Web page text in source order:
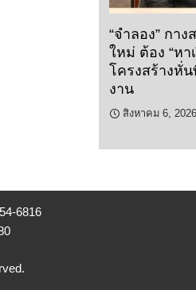
“จำลอง” กา
ใหม่ ต้อง “หา
โครงสร้างหั่
งาน
สิงหาคม 6, 2026
6816